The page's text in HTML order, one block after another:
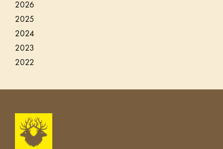
2026
2025
2024
2023
2022